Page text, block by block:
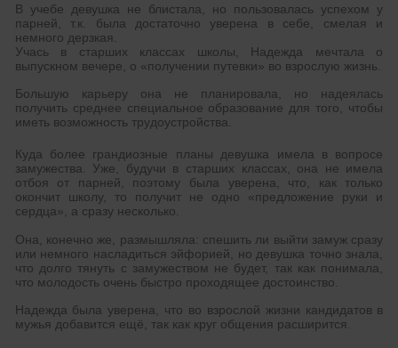
В учебе девушка не блистала, но пользовалась успехом у
парней, т.к. была достаточно уверена в себе, смелая и
немного дерзкая.
Учась в старших классах школы, Надежда мечтала о
выпускном вечере, о «получении путевки» во взрослую жизнь.
Большую карьеру она не планировала, но надеялась
получить среднее специальное образование для того, чтобы
иметь возможность трудоустройства.
Куда более грандиозные планы девушка имела в вопросе
замужества. Уже, будучи в старших классах, она не имела
отбоя от парней, поэтому была уверена, что, как только
окончит школу, то получит не одно «предложение руки и
сердца», а сразу несколько.
Она, конечно же, размышляла: спешить ли выйти замуж сразу
или немного насладиться эйфорией, но девушка точно знала,
что долго тянуть с замужеством не будет, так как понимала,
что молодость очень быстро проходящее достоинство.
Надежда была уверена, что во взрослой жизни кандидатов в
мужья добавится ещё, так как круг общения расширится.